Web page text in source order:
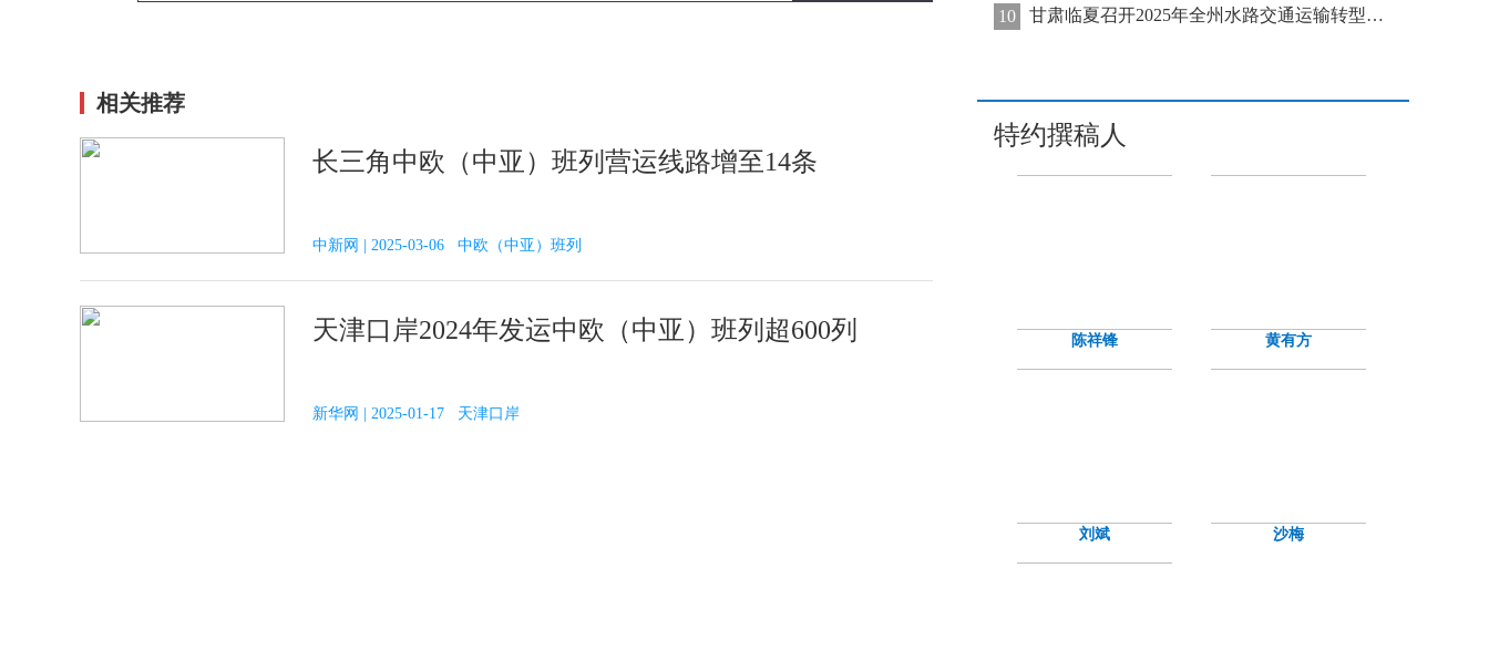
相关推荐
长三角中欧（中亚）班列营运线路增至14条
中新网 | 2025-03-06 中欧（中亚）班列
天津口岸2024年发运中欧（中亚）班列超600列
新华网 | 2025-01-17 天津口岸
10 甘肃临夏召开2025年全州水路交通运输转型发展推进会
特约撰稿人
陈祥锋 黄有方
刘斌 沙梅